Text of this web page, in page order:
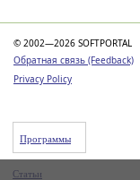
© 2002—2026 SOFTPORTAL
Обратная связь (Feedback)
Privacy Policy
Программы
Статьи